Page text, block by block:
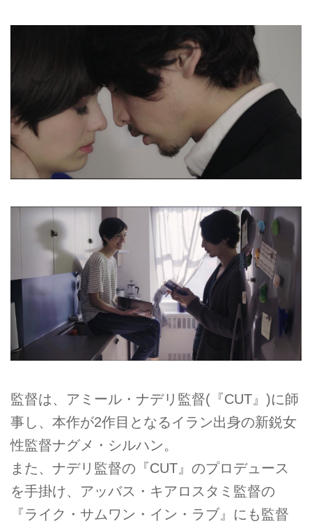
監督は、アミール・ナデリ監督(『CUT』)に師
事し、本作が2作目となるイラン出身の新鋭女
性監督ナグメ・シルハン。
また、ナデリ監督の『CUT』のプロデュース
を手掛け、アッバス・キアロスタミ監督の
『ライク・サムワン・イン・ラブ』にも監督